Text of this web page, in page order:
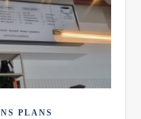
PLANS